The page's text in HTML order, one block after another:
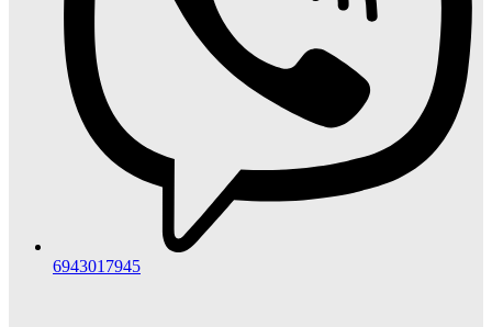
6943017945